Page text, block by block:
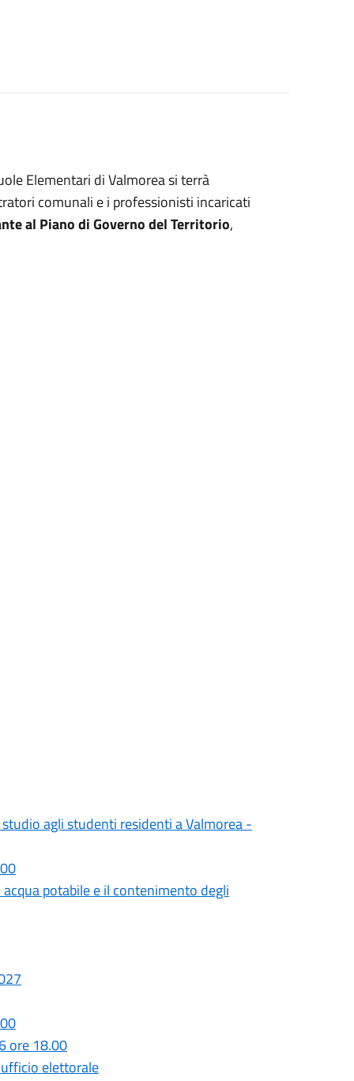
Elementari di Valmorea si terrà
comunali e i professionisti incaricati
al Piano di Governo del Territorio,
agli studenti residenti a Valmorea -
potabile e il contenimento degli
ore 18.00
elettorale